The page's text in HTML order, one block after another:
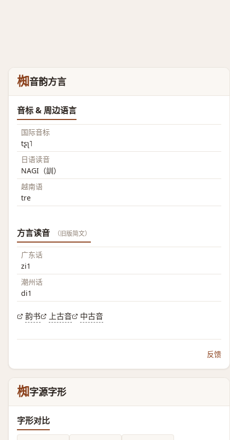
椥音韵方言
音标 & 周边语言
国际音标
tʂʅ˥
日语读音
NAGI（訓）
越南语
tre
方言读音 （旧版简文）
广东话
zi1
潮州话
di1
韵书 上古音 中古音
反馈
椥字源字形
字形对比